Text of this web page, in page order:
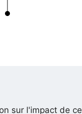
sur l'impact de ce